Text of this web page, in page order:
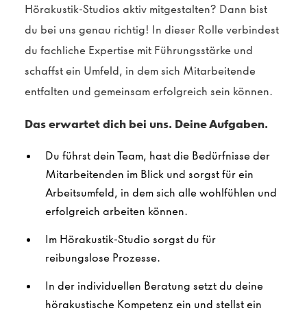
Hörakustik-Studios aktiv mitgestalten? Dann bist
du bei uns genau richtig! In dieser Rolle verbindest
du fachliche Expertise mit Führungsstärke und
schaffst ein Umfeld, in dem sich Mitarbeitende
entfalten und gemeinsam erfolgreich sein können.
Das erwartet dich bei uns. Deine Aufgaben.
Du führst dein Team, hast die Bedürfnisse der
Mitarbeitenden im Blick und sorgst für ein
Arbeitsumfeld, in dem sich alle wohlfühlen und
erfolgreich arbeiten können.
Im Hörakustik-Studio sorgst du für
reibungslose Prozesse.
In der individuellen Beratung setzt du deine
hörakustische Kompetenz ein und stellst ein